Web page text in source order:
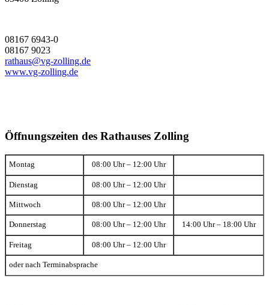
08167 6943-0
08167 9023
rathaus@vg-zolling.de
www.vg-zolling.de
Öffnungszeiten des Rathauses Zolling
Montag 08:00 Uhr – 12:00 Uhr
Dienstag 08:00 Uhr – 12:00 Uhr
Mittwoch 08:00 Uhr – 12:00 Uhr
Donnerstag 08:00 Uhr – 12:00 Uhr 14:00 Uhr – 18:00 Uhr
Freitag 08:00 Uhr – 12:00 Uhr
oder nach Terminabsprache